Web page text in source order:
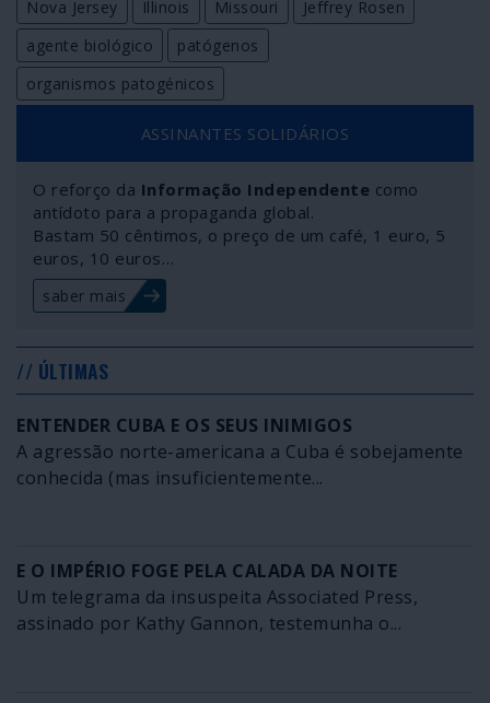
Nova Jersey
Illinois Missouri
Jeffrey Rosen
agente biológico
patógenos
organismos patogénicos
ASSINANTES SOLIDÁRIOS
O reforço da Informação Independente como
antídoto para a propaganda global.
Bastam 50 cêntimos, o preço de um café, 1 euro, 5
euros, 10 euros…
saber mais
// ÚLTIMAS
ENTENDER CUBA E OS SEUS INIMIGOS
A agressão norte-americana a Cuba é sobejamente
conhecida (mas insuficientemente...
E O IMPÉRIO FOGE PELA CALADA DA NOITE
Um telegrama da insuspeita Associated Press,
assinado por Kathy Gannon, testemunha o...